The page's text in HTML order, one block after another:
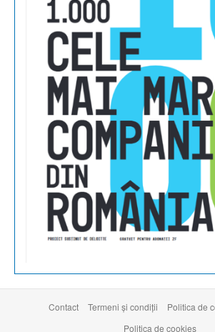
Contact Termeni şi condiţii
Politica de
Politica de cookies